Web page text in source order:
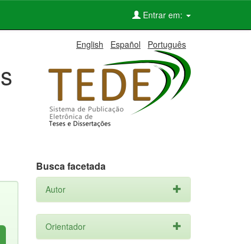
Entrar em:
English Español Português
Busca facetada
Autor
Orientador